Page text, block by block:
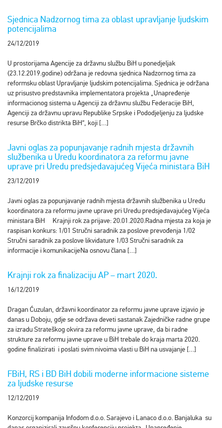
Sjednica Nadzornog tima za oblast upravljanje ljudskim
potencijalima
24/12/2019
U prostorijama Agencije za državnu službu BiH u ponedjeljak
(23.12.2019.godine) održana je redovna sjednica Nadzornog tima za
reformsku oblast Upravljanje ljudskim potencijalima. Sjednica je održana
uz prisustvo predstavnika implementatora projekta „Unapređenje
informacionog sistema u Agenciji za državnu službu Federacije BiH,
Agenciji za državnu upravu Republike Srpske i Pododjeljenju za ljudske
resurse Brčko distrikta BiH“, koji […]
Javni oglas za popunjavanje radnih mjesta državnih
službenika u Uredu koordinatora za reformu javne
uprave pri Uredu predsjedavajućeg Vijeća ministara BiH
23/12/2019
Javni oglas za popunjavanje radnih mjesta državnih službenika u Uredu
koordinatora za reformu javne uprave pri Uredu predsjedavajućeg Vijeća
ministara BiH Krajnji rok za prijave: 20.01.2020.Radna mjesta za koja je
raspisan konkurs: 1/01 Stručni saradnik za poslove prevođenja 1/02
Stručni saradnik za poslove likvidature 1/03 Stručni saradnik za
informacije i komunikacijeNa osnovu člana […]
Krajnji rok za finalizaciju AP – mart 2020.
16/12/2019
Dragan Ćuzulan, državni koordinator za reformu javne uprave izjavio je
danas u Doboju, gdje se održava deveti sastanak Zajedničke radne grupe
za izradu Strateškog okvira za reformu javne uprave, da bi radne
strukture za reformu javne uprave u BiH trebale do kraja marta 2020.
godine finalizirati i poslati svim nivoima vlasti u BiH na usvajanje […]
FBiH, RS i BD BiH dobili moderne informacione sisteme
za ljudske resurse
12/12/2019
Konzorcij kompanija Infodom d.o.o. Sarajevo i Lanaco d.o.o. Banjaluka su